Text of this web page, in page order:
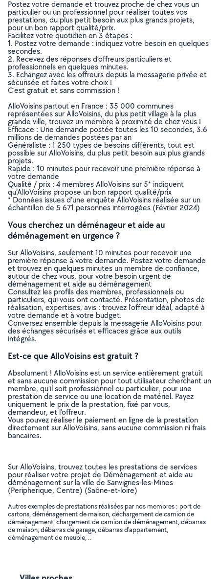
Postez votre demande et trouvez proche de chez vous un
particulier ou un professionnel pour réaliser toutes vos
prestations, du plus petit besoin aux plus grands projets,
pour un bon rapport qualité/prix.
Facilitez votre quotidien en 3 étapes :
1. Postez votre demande : indiquez votre besoin en quelques
secondes.
2. Recevez des réponses d’offreurs particuliers et
professionnels en quelques minutes.
3. Echangez avec les offreurs depuis la messagerie privée et
sécurisée et faites votre choix !
C’est gratuit et sans commission !
AlloVoisins partout en France : 35 000 communes
représentées sur AlloVoisins, du plus petit village à la plus
grande ville, trouvez un membre à proximité de chez vous !
Efficace : Une demande postée toutes les 10 secondes, 3.6
millions de demandes postées par an
Généraliste : 1 250 types de besoins différents, tout est
possible sur AlloVoisins, du plus petit besoin aux plus grands
projets.
Rapide : 10 minutes pour recevoir une première réponse à
votre demande
Qualité / prix : 4 membres AlloVoisins sur 5* indiquent
qu’AlloVoisins propose un bon rapport qualité/prix
* Données issues d’une enquête AlloVoisins réalisée sur un
échantillon de 5 671 personnes interrogées (Février 2024)
Vous cherchez un déménageur et aide au
déménagement en urgence ?
Sur AlloVoisins, seulement 10 minutes pour recevoir une
première réponse à votre demande. Postez votre demande
et trouvez en quelques minutes un membre de confiance,
autour de chez vous, pour votre besoin urgent de
déménagement et aide au déménagement
Consultez les profils des membres, professionnels ou
particuliers, qui vous ont contacté. Présentation, photos de
réalisation, expertises, avis : trouvez l'offreur idéal, adapté à
votre demande et à votre budget.
Conversez ensemble depuis la messagerie AlloVoisins pour
des échanges sécurisés et efficaces grâce aux outils
intégrés.
Est-ce que AlloVoisins est gratuit ?
Absolument ! AlloVoisins est un service entièrement gratuit
et sans aucune commission pour tout utilisateur cherchant un
membre, qu’il soit professionnel ou particulier, pour une
prestation de service ou une location de matériel. Payez
uniquement le prix de la prestation, fixé par vous,
demandeur, et l’offreur.
Vous pouvez réaliser le paiement en ligne de la prestation
directement sur AlloVoisins, sans aucune commission ni frais
bancaires.
Sur AlloVoisins, trouvez toutes les prestations de services
pour réaliser votre projet de Déménagement et aide au
déménagement sur la ville de Sanvignes-les-Mines
(Peripherique, Centre) (Saône-et-loire)
Autres exemples de prestations réalisées par nos membres : port de
cartons, déménagement de maison, déchargement de camion de
déménagement, chargement de camion de déménagement, débarras
de maison, débarras de garage, débarras d'appartement,
déménagement de meuble, ..